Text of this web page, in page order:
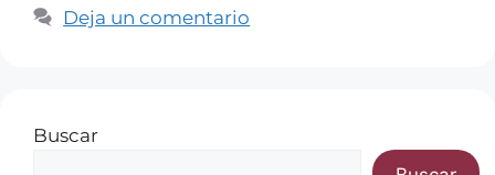
Deja un comentario
Buscar